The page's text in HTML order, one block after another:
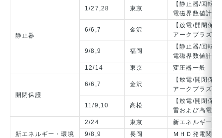
静止器
1/27,28 東京
【静止器/回転
電磁界数値計算
6/6,7 金沢
【放電/開閉保
アークプラズマ
9/8,9 福岡
【静止器/回転
電磁界数値計算
12/14
東京 変圧器一般
開閉保護
6/6,7 金沢
【放電/開閉保
アークプラズマ
11/9,10 高松
【放電/開閉保
雷および高電圧
新エネルギー・環境
2/24 東京
新エネルギー・
9/8,9
長岡
ＭＨＤ発電関連